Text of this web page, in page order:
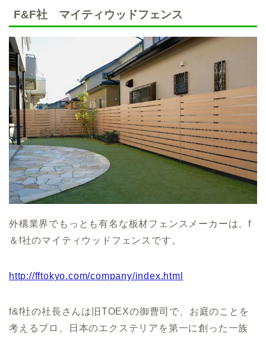
F&F社 マイティウッドフェンス
外構業界でもっとも有名な板材フェンスメーカーは、f
＆f社のマイティウッドフェンスです。
http://fftokyo.com/company/index.html
f&f社の社長さんは旧TOEXの御曹司で、お庭のことを
考えるプロ、日本のエクステリアを第一に創った一族